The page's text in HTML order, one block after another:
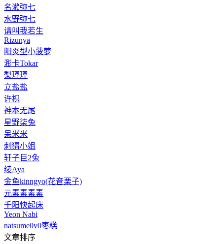
名濑弥七
水野弥七
请叫我若生
Rizunya
阳炎型小菠萝
浵卡Tokar
梨瑾瑾
立盐盐
许枳
神本无尾
星野柒兔
呆米米
刺猬小姐
轩子巨2兔
绫Aya
金鱼kinngyo(花音栗子)
元素素素素
千阳快起床
Yeon Nabi
natsume0v0枣糕
文章排序